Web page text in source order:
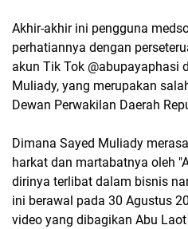
Akhir-akhir ini pengguna
perhatiannya dengan
akun Tik Tok @abupayaphasi
Muliady, yang merupakan
Dewan Perwakilan Daerah
Dimana Sayed Muliady
harkat dan martabatnya oleh
dirinya terlibat dalam bisnis
ini berawal pada 30 Agustus
video yang dibagikan Abu